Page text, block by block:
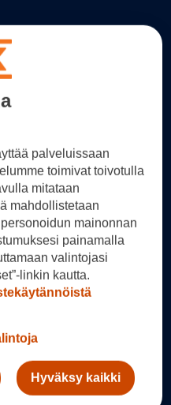
palveluissaan
toimivat toivotulla
mitataan
mahdollistetaan
mainonnan
painamalla
valintojasi
linkin kautta.
Hyväksy kaikki